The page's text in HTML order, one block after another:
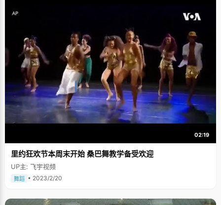
02:19
里约狂欢节本周末开始 桑巴舞教学备受欢迎
UP主: 飞宇视频
舞蹈 • 2023/2/20